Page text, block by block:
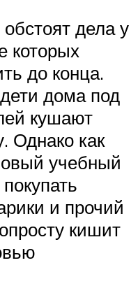
дела у
которых
до конца.
дома под
кушают
Однако как
учебный
и прочий
кишит